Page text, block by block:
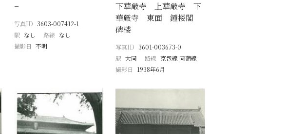
−
写真ID 3603-007412-1
駅 なし 路線 なし
撮影日 不明
下華厳寺 上華厳寺 下
華厳寺 東面 鐘楼閣
碑楼
写真ID 3601-003673-0
駅 大同 路線 京包線 同蒲線
撮影日
1938年6月